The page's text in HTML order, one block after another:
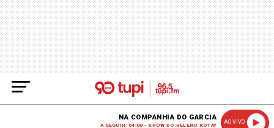
NA COMPANHIA DO GARCIA
A SEGUIR: 04:00 - SHOW DO HELENO ROTAY
AO VIVO